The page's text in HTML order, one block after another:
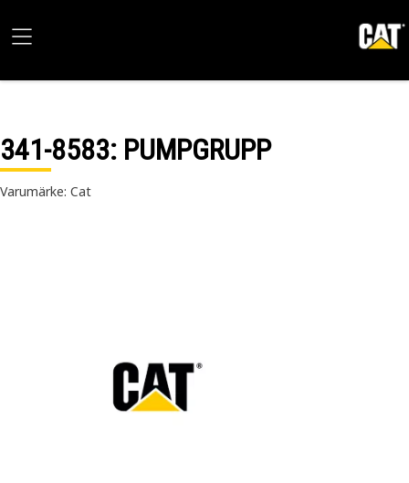
341-8583: PUMPGRUPP
Varumärke: Cat